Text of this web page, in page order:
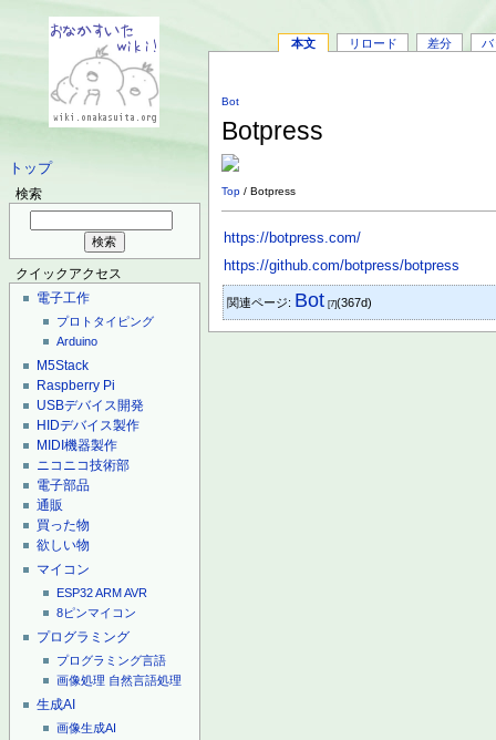
トップ
検索
クイックアクセス
電子工作
プロトタイピング
Arduino
M5Stack
Raspberry Pi
USBデバイス開発
HIDデバイス製作
MIDI機器製作
ニコニコ技術部
電子部品
通販
買った物
欲しい物
マイコン
ESP32ARMAVR
8ピンマイコン
プログラミング
プログラミング言語
画像処理 自然言語処理
生成AI
画像生成AI
本文 リロード 差分 バ
Bot
Botpress
Top / Botpress
https://botpress.com/
https://github.com/botpress/botpress
関連ページ: Bot [7](367d)